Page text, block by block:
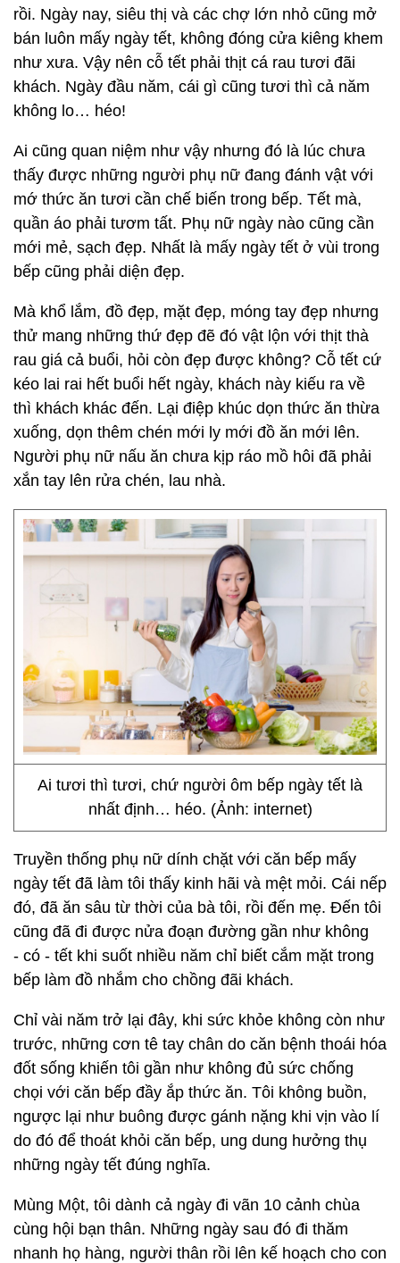
rồi. Ngày nay, siêu thị và các chợ lớn nhỏ cũng mở
bán luôn mấy ngày tết, không đóng cửa kiêng khem
như xưa. Vậy nên cỗ tết phải thịt cá rau tươi đãi
khách. Ngày đầu năm, cái gì cũng tươi thì cả năm
không lo… héo!
Ai cũng quan niệm như vậy nhưng đó là lúc chưa
thấy được những người phụ nữ đang đánh vật với
mớ thức ăn tươi cần chế biến trong bếp. Tết mà,
quần áo phải tươm tất. Phụ nữ ngày nào cũng cần
mới mẻ, sạch đẹp. Nhất là mấy ngày tết ở vùi trong
bếp cũng phải diện đẹp.
Mà khổ lắm, đồ đẹp, mặt đẹp, móng tay đẹp nhưng
thử mang những thứ đẹp đẽ đó vật lộn với thịt thà
rau giá cả buổi, hỏi còn đẹp được không? Cỗ tết cứ
kéo lai rai hết buổi hết ngày, khách này kiếu ra về
thì khách khác đến. Lại điệp khúc dọn thức ăn thừa
xuống, dọn thêm chén mới ly mới đồ ăn mới lên.
Người phụ nữ nấu ăn chưa kịp ráo mồ hôi đã phải
xắn tay lên rửa chén, lau nhà.
Ai tươi thì tươi, chứ người ôm bếp ngày tết là
nhất định… héo. (Ảnh: internet)
Truyền thống phụ nữ dính chặt với căn bếp mấy
ngày tết đã làm tôi thấy kinh hãi và mệt mỏi. Cái nếp
đó, đã ăn sâu từ thời của bà tôi, rồi đến mẹ. Đến tôi
cũng đã đi được nửa đoạn đường gần như không
- có - tết khi suốt nhiều năm chỉ biết cắm mặt trong
bếp làm đồ nhắm cho chồng đãi khách.
Chỉ vài năm trở lại đây, khi sức khỏe không còn như
trước, những cơn tê tay chân do căn bệnh thoái hóa
đốt sống khiến tôi gần như không đủ sức chống
chọi với căn bếp đầy ắp thức ăn. Tôi không buồn,
ngược lại như buông được gánh nặng khi vịn vào lí
do đó để thoát khỏi căn bếp, ung dung hưởng thụ
những ngày tết đúng nghĩa.
Mùng Một, tôi dành cả ngày đi vãn 10 cảnh chùa
cùng hội bạn thân. Những ngày sau đó đi thăm
nhanh họ hàng, người thân rồi lên kế hoạch cho con